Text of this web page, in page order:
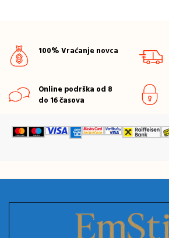
100% Vraćanje novca
Online podrška od 8
do 16 časova